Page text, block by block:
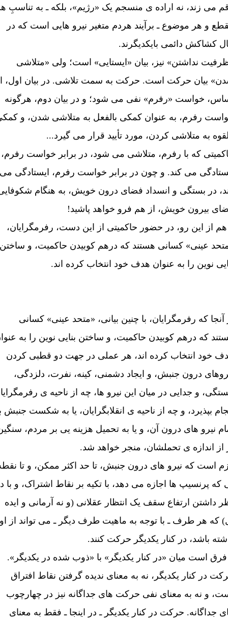
می زند، نه اراده ی منسجم يک «رژيم»، بلکه ـ به تناسبِ
و هر موضوع ـ برآيند هردم متغير نيرو هايی است که در
کشاکش دائمی بايکديگرند.
نداشتن» نيز، بيان «ايستايی» است؛ ولی «متلاشی
بيان حرکت است. حرکت به سمت تلاشی. در بيان اول،
خواست «رفرم» نفی می شود؛ و در بيان دوم، هرگونه
رفرم، به عنوان کمکی بالفعل به متلاشی شدن، و
به متلاشی کردن، مورد تأييد قرار می گيرد...
که با رفرم، متلاشی می شود، در برابر خواست رفرم،
می کند. و چون در برابر خواست رفرم، ايستادگی می
در بستگی و انسداد فضای درون خويش، به هنگام
بيرون خويش، از هم فرو خواهد پاشيد!
از اين رو، در حضور حاکميتی از اين دست، رفرمگرايان،
عينی» کسانی هستند که درهم کوبيدن حاکميت، و ساختن
نوين را به عنوان هدف خود انتخاب کرده اند.
آنجا که رفرمگرايان، با چنين بيانی، «متحد عينی» کسانی
که درهم کوبيدن حاکميت، و ساختن بنايی نوين را به
خود انتخاب کرده اند، هر عملی در جهت دو قطبی کردن
درون جنبش، و ايجاد دشمنی، کينه، نفرت، دلزدگی،
و جدايی در ميان اين نيرو ها، چه از ناحيه ی
بپذيرد، و چه از ناحيه ی انقلابگرايان، يا به شکست جنبش
نيرو های درون آن، و يا به تحميل هزينه يی بر مردم،
از اندازه ی تحملشان، منجر خواهد شد.
است که نيرو های درون جنبش، تا حد اکثر ممکن، و تا
که پرنسيپ ها اجازه می دهد، با تکيه بر نقاط اشتراک، و با
داشتن ارتفاع سقف يک انتظار عقلانی (و نه آرمانی و ایده
که هر طرف ـ با توجه به ماهیت طرف ديگر ـ می تواند از او
باشد، در کنار يکديگر حرکت کنند.
است ميان «در کنار يکديگر» با «ذوب شده در يکديگر».
در کنار يکديگر، نه به معنای نديده گرفتن نقاط افتراق
و نه به معنای نفی حرکت های جداگانه نيز در چهارچوب
جداگانه. حرکت در کنار يکديگر ـ در اينجا ـ فقط به معنای